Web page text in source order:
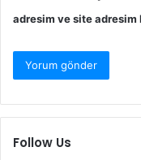
adresim ve site adresim
Follow Us